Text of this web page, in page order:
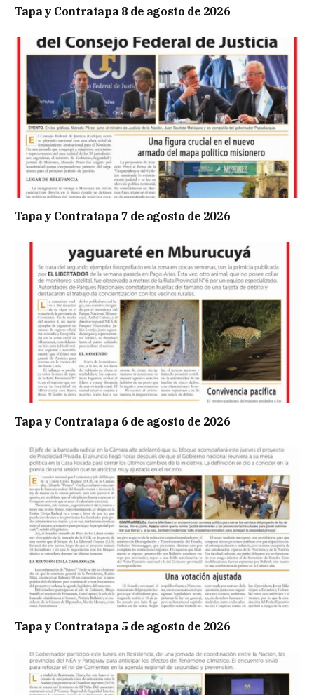
Tapa y Contratapa 8 de agosto de 2026
Tapa y Contratapa 7 de agosto de 2026
Tapa y Contratapa 6 de agosto de 2026
Tapa y Contratapa 5 de agosto de 2026